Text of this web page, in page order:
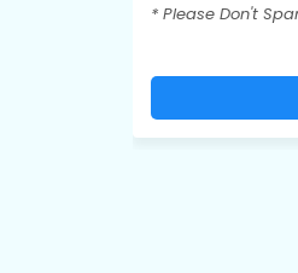
* Please Don't